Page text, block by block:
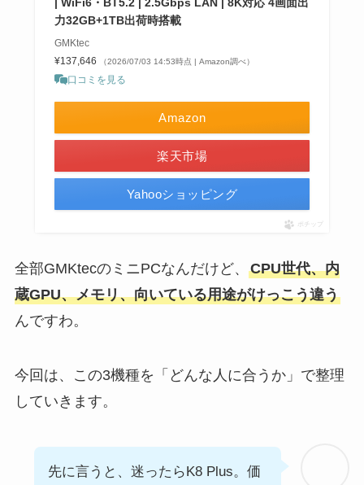
力32GB+1TB出荷時搭載
GMKtec
¥137,646
（2026/07/03 14:53時点 | Amazon調べ）
口コミを見る
Amazon
楽天市場
Yahooショッピング
ポチップ
全部GMKtecのミニPCなんだけど、 CPU世代、内
蔵GPU、メモリ、向いている用途がけっこう違う
んですわ。
今回は、この3機種を「どんな人に合うか」で整理
していきます。
先に言うと、迷ったらK8 Plus。価